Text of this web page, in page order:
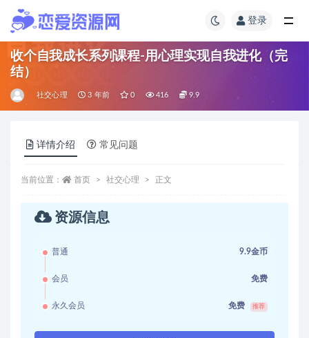
登录
收个自我成长系列课程-用心理实现自我进化（完
结）
社交心理 3 年前 0 416 9.9
详情介绍 常见问题
当前位置： 首页 社交心理 正文
资源信息
普通 9.9金币
会员 免费
永久会员 免费 推荐